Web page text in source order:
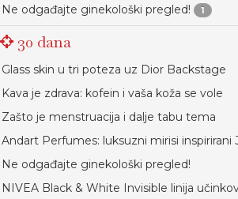
Ne odgađajte ginekološki pregled! 1
30 dana
Glass skin u tri poteza uz Dior Backstage
Kava je zdrava: kofein i vaša koža se vole
Zašto je menstruacija i dalje tabu tema
Andart Perfumes: luksuzni mirisi inspirirani
Ne odgađajte ginekološki pregled!
NIVEA Black & White Invisible linija